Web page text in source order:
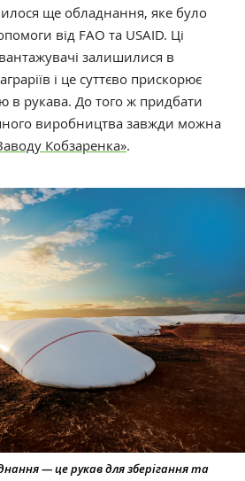
ще обладнання, яке було
від FAO та USAID. Ці
залишилися в
і це суттєво прискорює
в рукава. До того ж придбати
виробництва завжди можна
Кобзаренка».
— це рукав для зберігання та